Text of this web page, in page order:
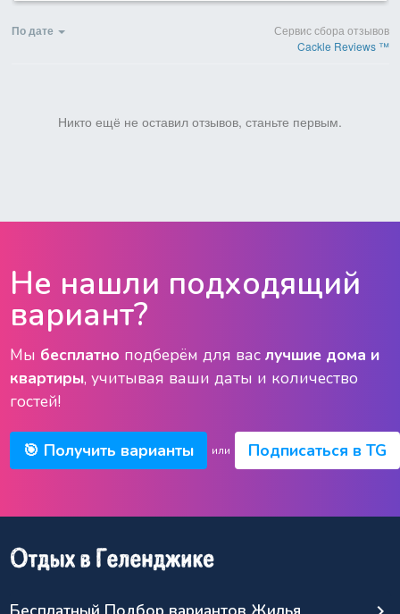
По дате
Сервис сбора отзывов
Cackle Reviews ™
Никто ещё не оставил отзывов, станьте первым.
Не нашли подходящий
вариант?
Мы бесплатно подберём для вас лучшие дома и
квартиры, учитывая ваши даты и количество
гостей!
🎯 Получить варианты или Подписаться в TG